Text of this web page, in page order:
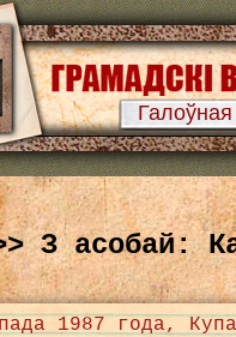
Галоўная
З асобай:
1987 года,